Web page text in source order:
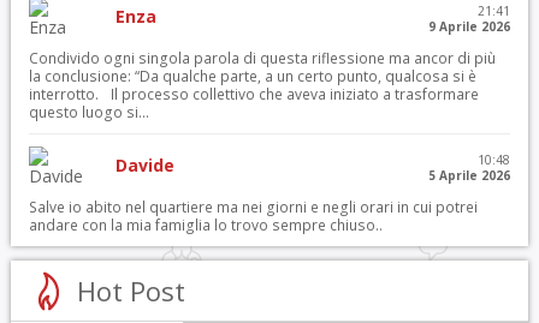
Enza
21:41
9 Aprile 2026
Condivido ogni singola parola di questa riflessione ma ancor di più
la conclusione: “Da qualche parte, a un certo punto, qualcosa si è
interrotto. Il processo collettivo che aveva iniziato a trasformare
questo luogo si...
Davide
10:48
5 Aprile 2026
Salve io abito nel quartiere ma nei giorni e negli orari in cui potrei
andare con la mia famiglia lo trovo sempre chiuso..
Hot Post